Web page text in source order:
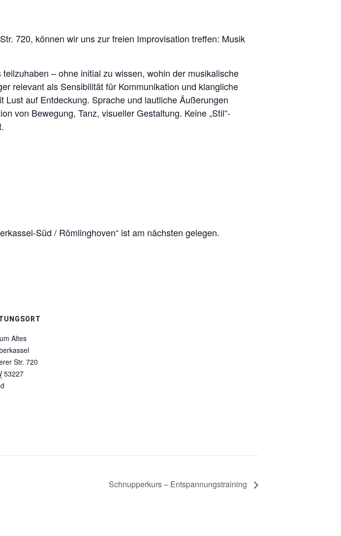
720, können wir uns zur freien Improvisation treffen: Musik
– ohne initial zu wissen, wohin der musikalische
relevant als Sensibilität für Kommunikation und klangliche
auf Entdeckung. Sprache und lautliche Äußerungen
von Bewegung, Tanz, visueller Gestaltung. Keine „Stil“-
Süd / Römlinghoven“ ist am nächsten gelegen.
Altes
Str. 720
53227
Schnupperkurs – Entspannungstraining